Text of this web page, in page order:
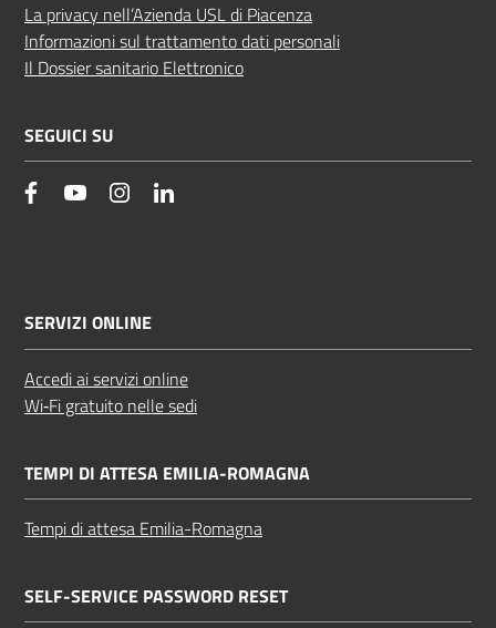
La privacy nell’Azienda USL di Piacenza
Informazioni sul trattamento dati personali
Il Dossier sanitario Elettronico
SEGUICI SU
facebookYouTube Instagram
SERVIZI ONLINE
Accedi ai servizi online
Wi‑Fi gratuito nelle sedi
TEMPI DI ATTESA EMILIA-ROMAGNA
Tempi di attesa Emilia-Romagna
SELF-SERVICE PASSWORD RESET